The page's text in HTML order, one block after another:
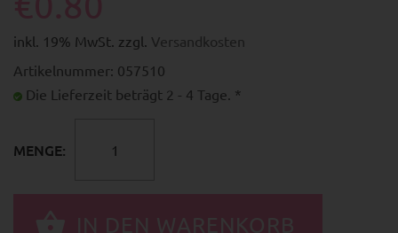
inkl. 19% MwSt. zzgl. Versandkosten
Artikelnummer: 057510
Die Lieferzeit beträgt 2 - 4 Tage. *
MENGE: